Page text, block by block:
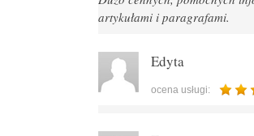
artykułami i paragrafami.
Edyta
ocena usługi: